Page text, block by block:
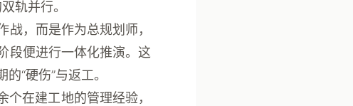
轨并行。
，而是作为总规划师，
段便进行一体化推演。这
“硬伤”与返工。
在建工地的管理经验，